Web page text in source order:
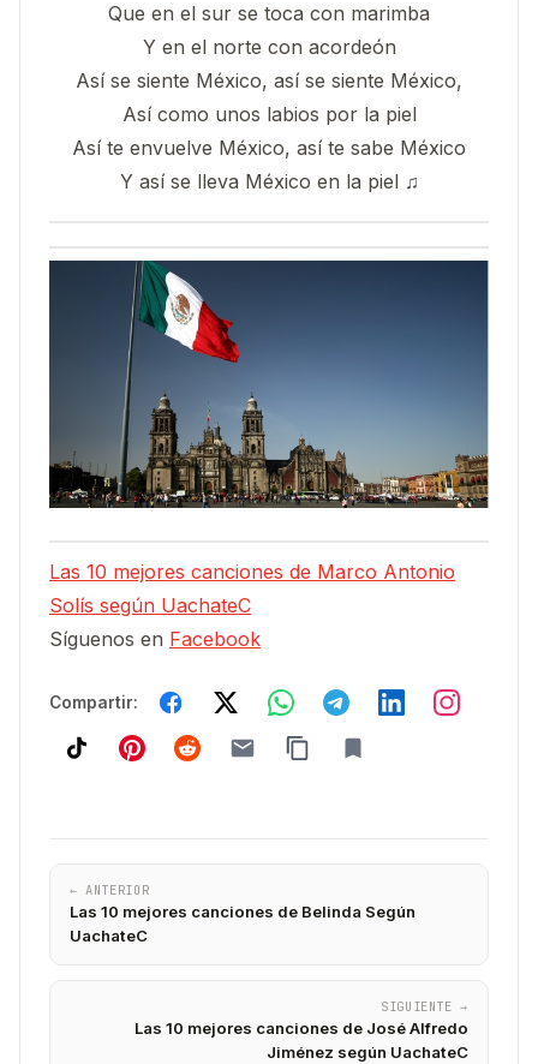
Que en el sur se toca con marimba
Y en el norte con acordeón
Así se siente México, así se siente México,
Así como unos labios por la piel
Así te envuelve México, así te sabe México
Y así se lleva México en la piel ♫
Las 10 mejores canciones de Marco Antonio
Solís según UachateC
Síguenos en Facebook
Compartir:
← ANTERIOR
Las 10 mejores canciones de Belinda Según
UachateC
SIGUIENTE →
Las 10 mejores canciones de José Alfredo
Jiménez según UachateC